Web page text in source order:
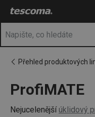
Přehled produktových
ProfiMATE
Nejucelenější úklidový